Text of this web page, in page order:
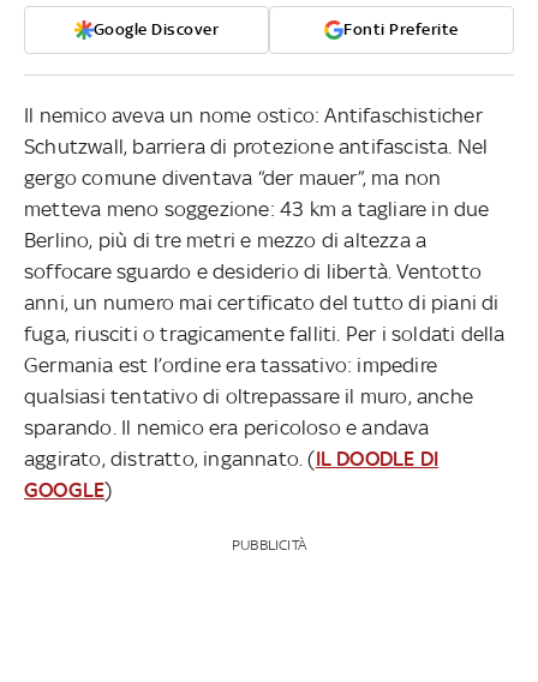
Google Discover Fonti Preferite
Il nemico aveva un nome ostico: Antifaschisticher
Schutzwall, barriera di protezione antifascista. Nel
gergo comune diventava “der mauer”, ma non
metteva meno soggezione: 43 km a tagliare in due
Berlino, più di tre metri e mezzo di altezza a
soffocare sguardo e desiderio di libertà. Ventotto
anni, un numero mai certificato del tutto di piani di
fuga, riusciti o tragicamente falliti. Per i soldati della
Germania est l’ordine era tassativo: impedire
qualsiasi tentativo di oltrepassare il muro, anche
sparando. Il nemico era pericoloso e andava
aggirato, distratto, ingannato. (IL DOODLE DI
GOOGLE)
PUBBLICITÀ